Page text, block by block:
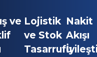
ve Lojistik
ve Stok
Tasarrufu
Nakit
Akışı